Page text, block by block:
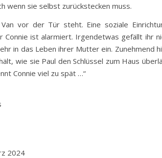
wenn sie selbst zurückstecken muss.
vor der Tür steht. Eine soziale
Connie ist alarmiert. Irgendetwas gefällt ihr
in das Leben ihrer Mutter ein. Zunehmend
wie sie Paul den Schlüssel zum Haus
Connie viel zu spät …“
2024